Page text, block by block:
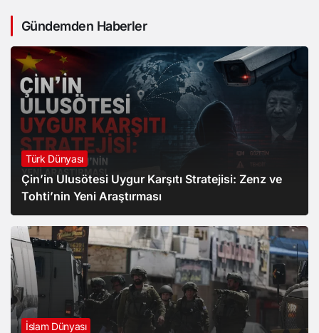
Gündemden Haberler
Türk Dünyası
Çin’in Ulusötesi Uygur Karşıtı Stratejisi: Zenz ve
Tohti’nin Yeni Araştırması
İslam Dünyası